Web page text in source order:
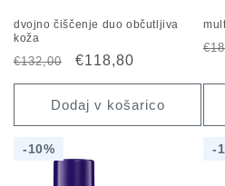
dvojno čiščenje duo občutljiva
koža
Redna
cena
€132,00
Znižana
cena
€118,80
Dodaj v košarico
10%
10%